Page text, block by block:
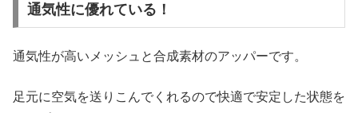
通気性に優れている！
通気性が高いメッシュと合成素材のアッパーです。
足元に空気を送りこんでくれるので快適で安定した状態を